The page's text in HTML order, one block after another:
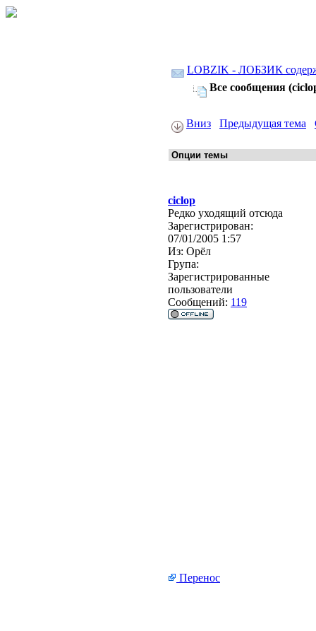
LOBZIK - ЛОБЗИК
Все сообщения
Вниз Предыдущая тема
ciclop
Редко уходящий отсюда
Зарегистрирован:
07/01/2005 1:57
Из: Орёл
Група:
Зарегистрированные
пользователи
Сообщений: 119
Перенос